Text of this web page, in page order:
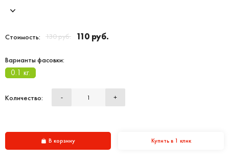
Стоимость: 130 руб. 110 руб.
Варианты фасовки:
0.1 кг.
Количество: - +
В корзину Купить в 1 клик